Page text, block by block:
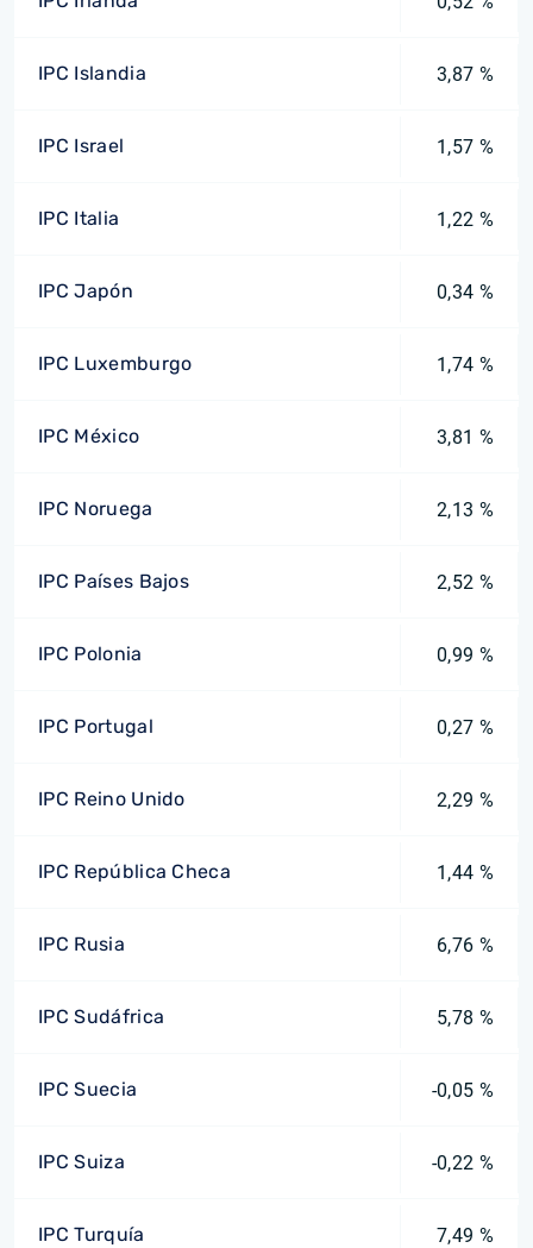
IPC Islandia 3,87 %
IPC Israel 1,57 %
IPC Italia 1,22 %
IPC Japón 0,34 %
IPC Luxemburgo 1,74 %
IPC México 3,81 %
IPC Noruega 2,13 %
IPC Países Bajos 2,52 %
IPC Polonia 0,99 %
IPC Portugal 0,27 %
IPC Reino Unido 2,29 %
IPC República Checa 1,44 %
IPC Rusia 6,76 %
IPC Sudáfrica 5,78 %
IPC Suecia -0,05 %
IPC Suiza -0,22 %
IPC Turquía 7,49 %